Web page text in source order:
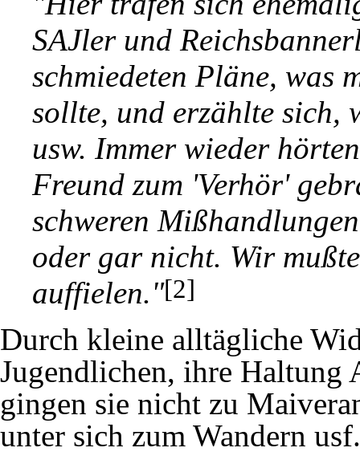
SAJler und
schmiedeten Pläne, was
sollte, und erzählte sich,
usw. Immer wieder
Freund zum 'Verhör'
schweren
oder gar nicht. Wir
auffielen."[2]
Durch kleine alltägliche
Jugendlichen, ihre
gingen sie nicht zu
unter sich zum Wandern usf.